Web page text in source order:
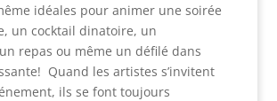
idéales pour animer une soirée
un cocktail dinatoire, un
repas ou même un défilé dans
Quand les artistes s’invitent
ils se font toujours